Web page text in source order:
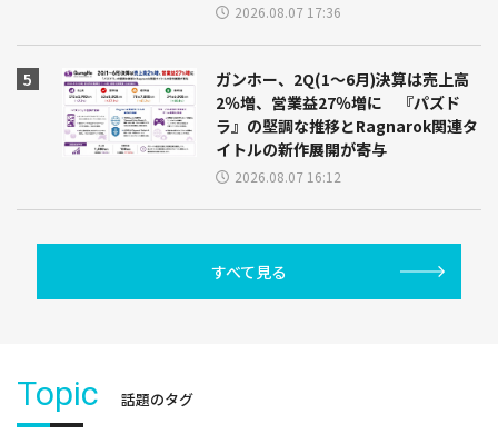
2026.08.07 17:36
ガンホー、2Q(1～6月)決算は売上高
2％増、営業益27％増に 『パズド
ラ』の堅調な推移とRagnarok関連タ
イトルの新作展開が寄与
2026.08.07 16:12
すべて見る
Topic 話題のタグ